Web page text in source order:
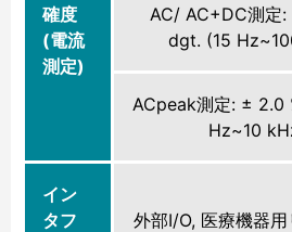
確度
(電流
測定)
AC/ AC+DC測
dgt. (15
ACpeak測定: ±
Hz~10
イン
タフ
外部I/O, 医療機器用